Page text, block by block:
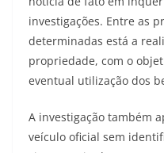
investigações. Entre as
determinadas está a
propriedade, com o
eventual utilização dos
A investigação também
veículo oficial sem